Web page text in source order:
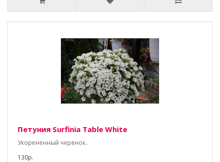
Петуния Surfinia Table White
Укорененный черенок..
130р.